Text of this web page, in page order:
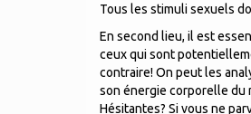
Tous les stimuli sexuels
En second lieu, il est
ceux qui sont
contraire! On peut les
son énergie corporelle du
Hésitantes? Si vous ne